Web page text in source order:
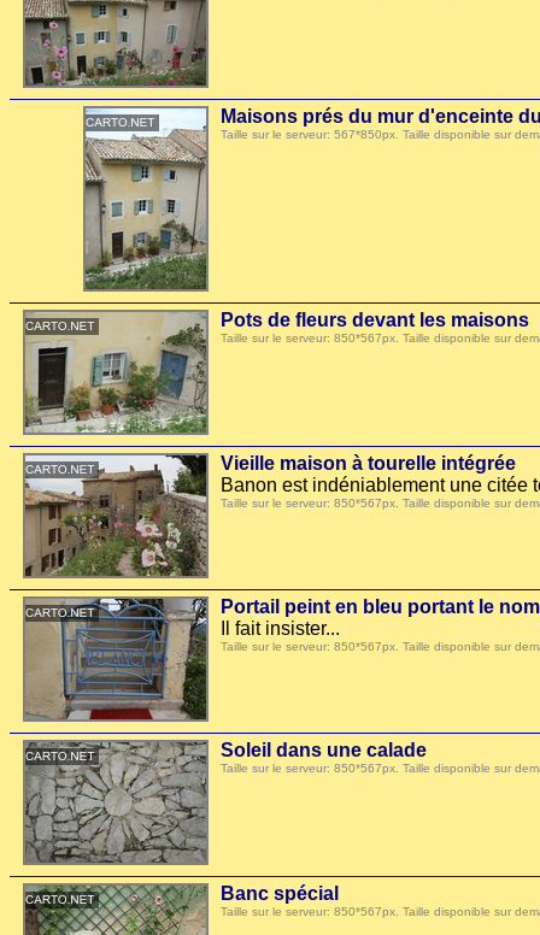
Maisons prés du mur d'enceinte
Taille sur le serveur: 567*850px. Taille disponible sur
Pots de fleurs devant les maisons
Taille sur le serveur: 850*567px. Taille disponible sur
Vieille maison à tourelle intégrée
Banon est indéniablement une citée
Taille sur le serveur: 850*567px. Taille disponible sur
Portail peint en bleu portant le
Il fait insister...
Taille sur le serveur: 850*567px. Taille disponible sur
Soleil dans une calade
Taille sur le serveur: 850*567px. Taille disponible sur
Banc spécial
Taille sur le serveur: 850*567px. Taille disponible sur